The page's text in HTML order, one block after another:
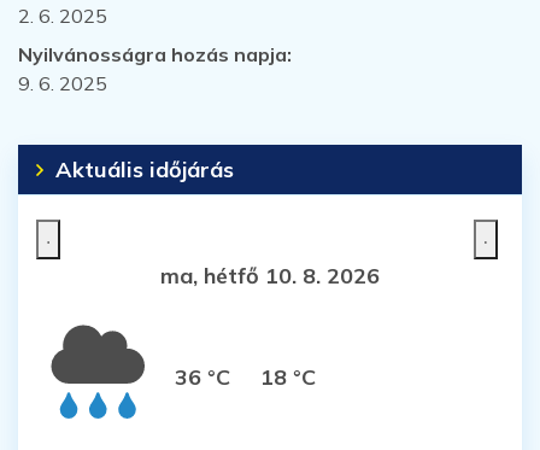
2. 6. 2025
Nyilvánosságra hozás napja:
9. 6. 2025
Aktuális időjárás
ma, hétfő 10. 8. 2026
36 °C 18 °C